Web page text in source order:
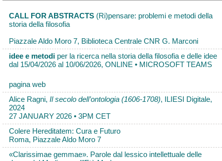
CALL FOR ABSTRACTS (Ri)pensare: problemi e metodi della
storia della filosofia
Piazzale Aldo Moro 7, Biblioteca Centrale CNR G. Marconi
idee e metodi per la ricerca nella storia della filosofia e delle idee
dal 15/04/2026 al 10/06/2026, ONLINE • MICROSOFT TEAMS
pagina web
Alice Ragni, Il secolo dell’ontologia (1606-1708), ILIESI Digitale,
2024
27 JANUARY 2026 • 3PM CET
Colere Hereditatem: Cura e Futuro
Roma, Piazzale Aldo Moro 7
«Clarissimae gemmae». Parole dal lessico intellettuale delle